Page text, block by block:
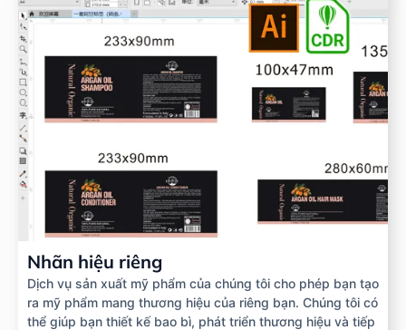
Nhãn hiệu riêng
Dịch vụ sản xuất mỹ phẩm của chúng tôi cho phép bạn tạo
ra mỹ phẩm mang thương hiệu của riêng bạn. Chúng tôi có
thể giúp bạn thiết kế bao bì, phát triển thương hiệu và tiếp